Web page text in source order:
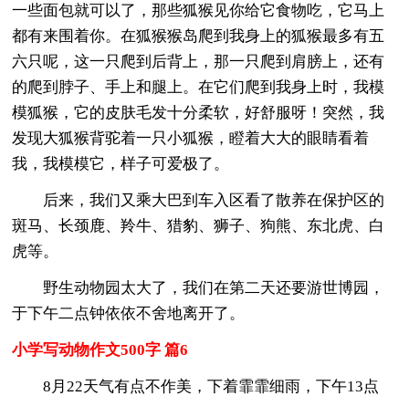
一些面包就可以了，那些狐猴见你给它食物吃，它马上
都有来围着你。在狐猴猴岛爬到我身上的狐猴最多有五
六只呢，这一只爬到后背上，那一只爬到肩膀上，还有
的爬到脖子、手上和腿上。在它们爬到我身上时，我模
模狐猴，它的皮肤毛发十分柔软，好舒服呀！突然，我
发现大狐猴背驼着一只小狐猴，瞪着大大的眼睛看着
我，我模模它，样子可爱极了。
后来，我们又乘大巴到车入区看了散养在保护区的
斑马、长颈鹿、羚牛、猎豹、狮子、狗熊、东北虎、白
虎等。
野生动物园太大了，我们在第二天还要游世博园，
于下午二点钟依依不舍地离开了。
小学写动物作文500字 篇6
8月22天气有点不作美，下着霏霏细雨，下午13点